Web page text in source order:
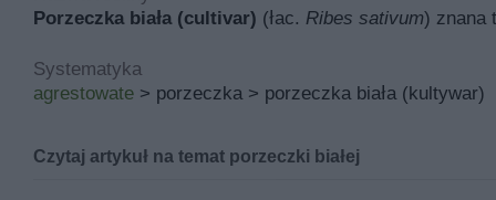
Porzeczka biała (cultivar) (łac. Ribes sativum) znana
Systematyka
agrestowate > porzeczka > porzeczka biała (kultywar)
Czytaj artykuł na temat porzeczki białej